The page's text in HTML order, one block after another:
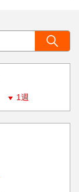
1週